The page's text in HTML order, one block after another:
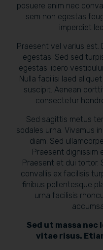
posuere enim nec
sem non egestas
imperdiet
Praesent vel varius
egestas. Sed sed
egestas libero
Nulla facilisi laed
suscipit. Aenean
consectetur
Sed sagittis metus
sodales urna. Vivamus
diam. Sed
Praesent dignissim
Praesent et dui tortor.
convallis ex facilisis
finibus pellentesque
urna facilisis
Sed ut massa
vitae risus.